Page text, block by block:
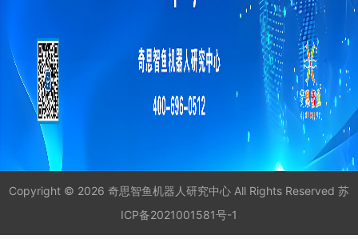
Copyright © 2026 奇思智鱼机器人研究中心 All Rights Reserved 苏
ICP备2021001581号-1